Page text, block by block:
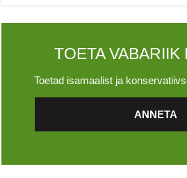
TOETA VABARIIK
Toetad isamaalist ja
ANNETA